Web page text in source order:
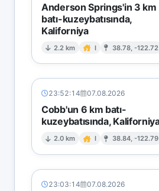
Anderson Springs'in 3 km
batı-kuzeybatısında,
Kaliforniya
2.2 km I 38.78, -122.72
23:52:14 07.08.2026
Cobb'un 6 km batı-
kuzeybatısında,
2.0 km I 38.84, -122.79
23:03:14 07.08.2026